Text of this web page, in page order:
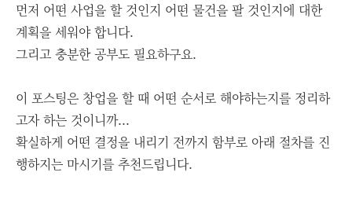
먼저 어떤 사업을 할 것인지 어떤 물건을 팔 것인지에 대한
계획을 세워야 합니다.
그리고 충분한 공부도 필요하구요.
이 포스팅은 창업을 할 때 어떤 순서로 해야하는지를 정리하
고자 하는 것이니까...
확실하게 어떤 결정을 내리기 전까지 함부로 아래 절차를 진
행하지는 마시기를 추천드립니다.